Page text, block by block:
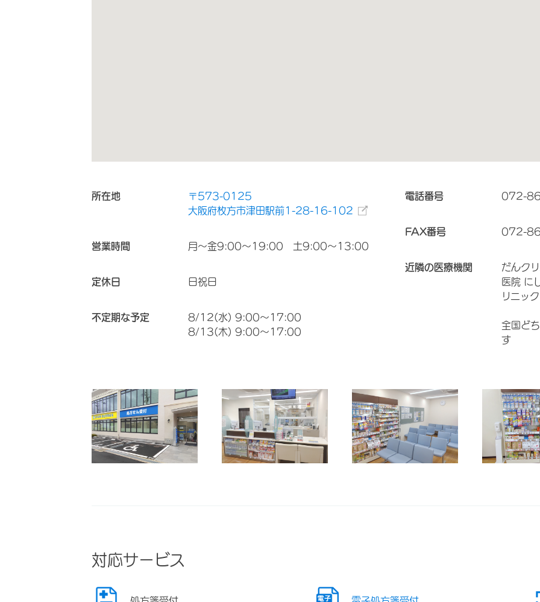
所在地
〒573-0125
大阪府枚方市津田駅前1-28-16-102
営業時間 月～金9:00～19:00 土9:00～13:00
定休日 日祝日
不定期な予定
8/12(水) 9:00～17:00
8/13(木) 9:00～17:00
電話番号 072-
FAX番号 072-
近隣の医療機関
だんク
医院 に
リニッ
全国ど
す
対応サービス